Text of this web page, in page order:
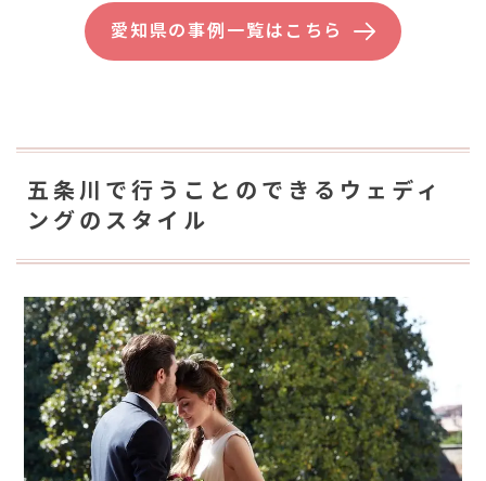
愛知県の事例一覧はこちら
五条川で行うことのできるウェディ
ングのスタイル